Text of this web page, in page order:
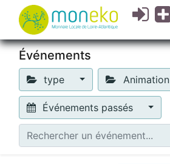
Événements
type Animation
Événements passés